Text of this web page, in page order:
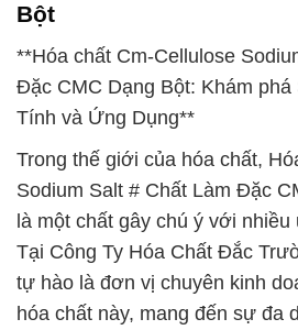
Bột
**Hóa chất Cm-Cellulose
Đặc CMC Dạng Bột: Khám
Tính và Ứng Dụng**
Trong thế giới của hóa chất,
Sodium Salt # Chất Làm Đặc
là một chất gây chú ý với
Tại Công Ty Hóa Chất Đắc
tự hào là đơn vị chuyên kinh
hóa chất này, mang đến sự đa